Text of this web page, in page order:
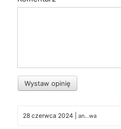
Wystaw opinię
28 czerwca 2024 an...wa